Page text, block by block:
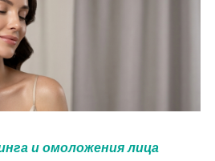
и омоложения лица